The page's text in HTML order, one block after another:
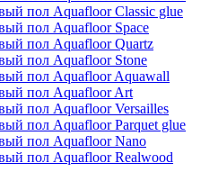
пол Aquafloor Classic glue
пол Aquafloor Space
пол Aquafloor Quartz
пол Aquafloor Stone
пол Aquafloor Aquawall
пол Aquafloor Art
пол Aquafloor Versailles
пол Aquafloor Parquet glue
пол Aquafloor Nano
пол Aquafloor Realwood